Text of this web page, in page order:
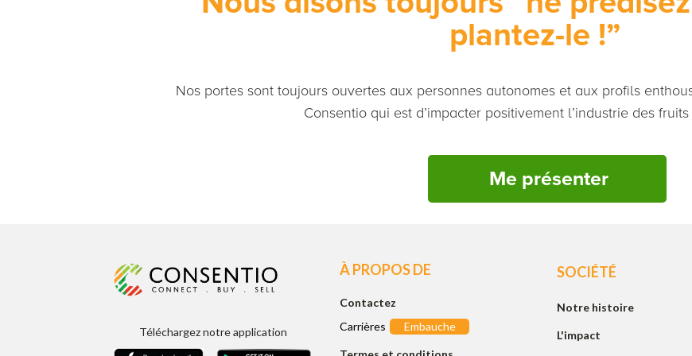
plantez-le !”
Nos portes sont toujours ouvertes aux personnes autonomes et aux profils
Consentio qui est d’impacter positivement l’industrie des
Me présenter
Téléchargez notre application
À PROPOS DE
Contactez
Carrières
Embauche
SOCIÉTÉ
Notre histoire
L'impact